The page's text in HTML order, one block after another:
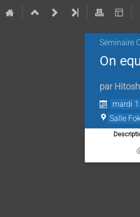
Séminaire
On
par
mardi
Salle